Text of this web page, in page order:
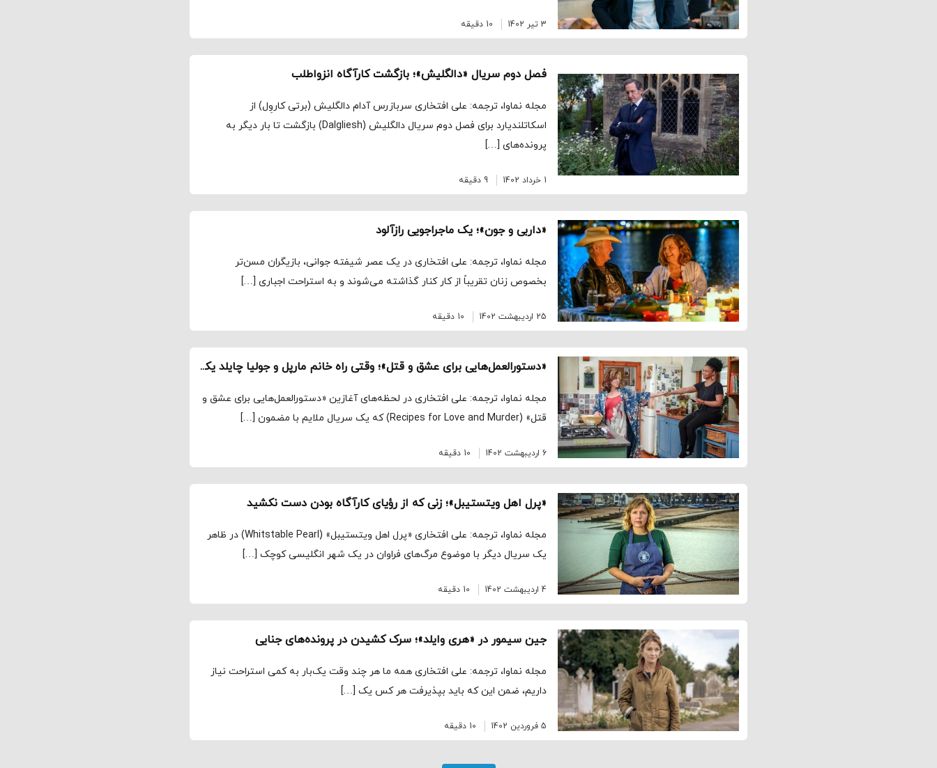
3 تیر 1402 10 دقیقه
فصل دوم سریال «دالگلیش»؛ بازگشت کارآگاه انزواطلب
مجله نماوا، ترجمه: علی افتخاری سربازرس آدام دالگلیش (برتی کاروِل) از
اسکاتلندیارد برای فصل دوم سریال دالگلیش (Dalgliesh) بازگشت تا بار دیگر به
پرونده‌های […]
1 خرداد 1402 9 دقیقه
«داربی و جون»؛ یک ماجراجویی رازآلود
مجله نماوا، ترجمه: علی افتخاری در یک عصر شیفته جوانی، بازیگران مسن‌تر
بخصوص زنان تقریباً از کار کنار گذاشته می‌شوند و به استراحت اجباری […]
25 اردیبهشت 1402 10 دقیقه
«دستورالعمل‌هایی برای عشق و قتل»؛ وقتی راه خانم مارپل و جولیا چایلد یکی می‌شود
مجله نماوا، ترجمه: علی افتخاری در لحظه‌های آغازین «دستورالعمل‌هایی برای عشق و
قتل» (Recipes for Love and Murder) که یک سریال ملایم با مضمون […]
6 اردیبهشت 1402 10 دقیقه
«پرل اهل ویتستیبل»؛ زنی که از رؤیای کارآگاه بودن دست نکشید
مجله نماوا، ترجمه: علی افتخاری «پرل اهل ویتستیبل» (Whitstable Pearl) در ظاهر
یک سریال دیگر با موضوع مرگ‌های فراوان در یک شهر انگلیسی کوچک […]
4 اردیبهشت 1402 10 دقیقه
جین سیمور در «هری وایلد»؛ سرک کشیدن در پرونده‌های جنایی
مجله نماوا، ترجمه: علی افتخاری همه ما هر چند وقت یک‌بار به کمی استراحت نیاز
داریم، ضمن این که باید بپذیرفت هر کس یک […]
5 فروردین 1402 10 دقیقه